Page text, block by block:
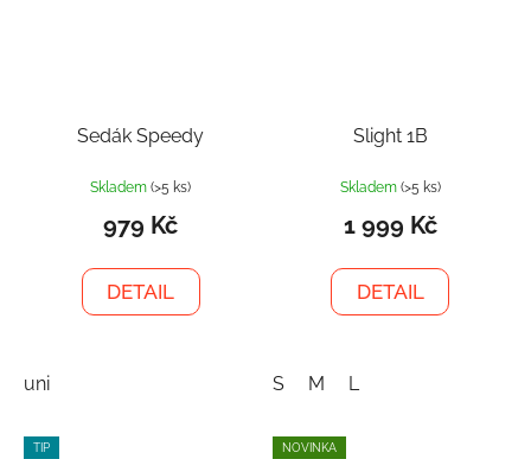
Sedák Speedy
Skladem(>5 ks)
979 Kč
DETAIL
uni
Slight 1B
Skladem (>5 ks)
1 999 Kč
DETAIL
S M L
TIP NOVINKA